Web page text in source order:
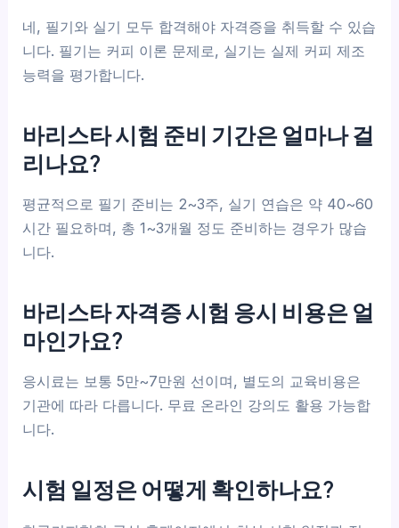
네, 필기와 실기 모두 합격해야 자격증을 취득할 수 있습
니다. 필기는 커피 이론 문제로, 실기는 실제 커피 제조
능력을 평가합니다.
바리스타 시험 준비 기간은 얼마나 걸
리나요?
평균적으로 필기 준비는 2~3주, 실기 연습은 약 40~60
시간 필요하며, 총 1~3개월 정도 준비하는 경우가 많습
니다.
바리스타 자격증 시험 응시 비용은 얼
마인가요?
응시료는 보통 5만~7만원 선이며, 별도의 교육비용은
기관에 따라 다릅니다. 무료 온라인 강의도 활용 가능합
니다.
시험 일정은 어떻게 확인하나요?